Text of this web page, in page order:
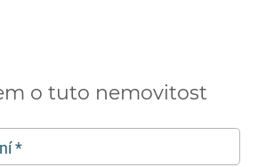
o tuto nemovitost
*